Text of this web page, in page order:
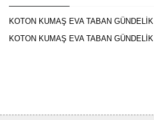
KOTON KUMAŞ EVA TABAN GÜNDELİK
KOTON KUMAŞ EVA TABAN GÜNDELİK